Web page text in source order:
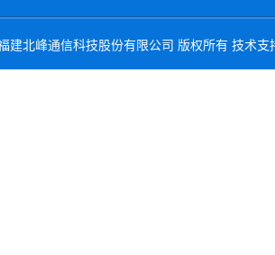
建北峰通信科技股份有限公司 版权所有 技术支